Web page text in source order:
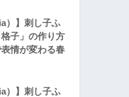
）】刺し子ふ
子」の作り方
表情が変わる春
）】刺し子ふ